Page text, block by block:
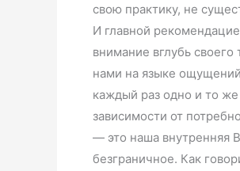
свою практику, не
И главной
внимание вглубь
нами на языке
каждый раз одно и то
зависимости от
— это наша внутренняя
безграничное. Как